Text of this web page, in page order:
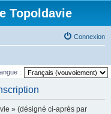
Topoldavie
Connexion
:
» (désigné ci-après par